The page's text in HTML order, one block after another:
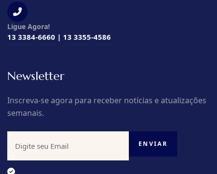
Ligue Agora!
13 3384-6660 | 13 3355-4586
Newsletter
Inscreva-se agora para receber notícias e atualizações
semanais.